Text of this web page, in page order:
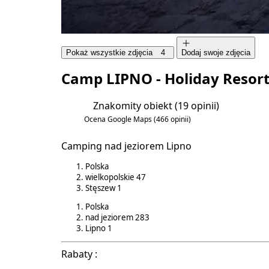
Pokaż wszystkie zdjęcia 4 Dodaj swoje zdjęcia
Camp LIPNO - Holiday Resort
Znakomity obiekt(19 opinii)
Ocena Google Maps(466 opinii)
Camping nad jeziorem Lipno
Polska
wielkopolskie 47
Stęszew1
Polska
nad jeziorem283
Lipno 1
Rabaty :